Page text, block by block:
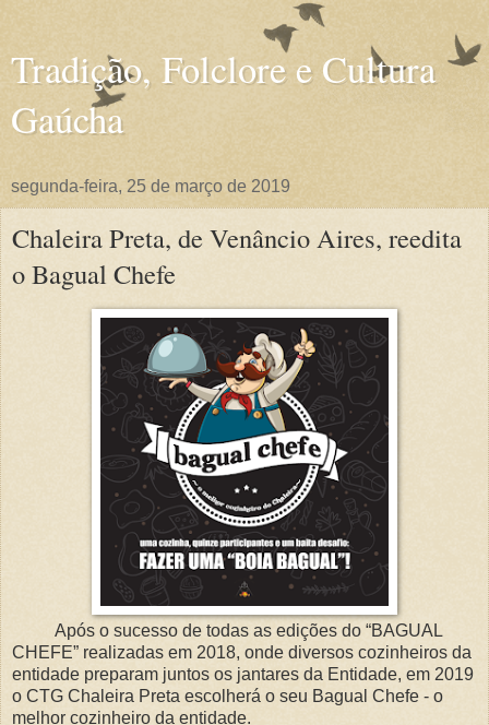
Tradição, Folclore e Cultura
Gaúcha
segunda-feira, 25 de março de 2019
Chaleira Preta, de Venâncio Aires, reedita
o Bagual Chefe
Após o sucesso de todas as edições do “BAGUAL
CHEFE” realizadas em 2018, onde diversos cozinheiros da
entidade preparam juntos os jantares da Entidade, em 2019
o CTG Chaleira Preta escolherá o seu Bagual Chefe - o
melhor cozinheiro da entidade.